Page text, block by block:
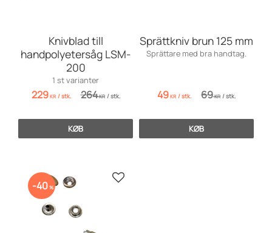
Knivblad till
handpolyetersåg LSM-
200
1 st varianter
229KR /stk. 264KR /stk.
KØB
Sprättkniv brun 125 mm
Sprättare med bra handtag.
49KR /stk. 69KR /stk.
KØB
40% Gem som favorit